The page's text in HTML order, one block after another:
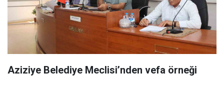
Aziziye Belediye Meclisi’nden vefa örneği